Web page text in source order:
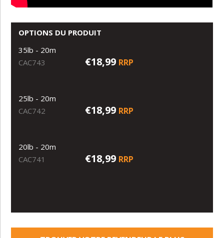
OPTIONS DU PRODUIT
35lb - 20m
CAC743
€18,99 RRP
25lb - 20m
CAC742
€18,99 RRP
20lb - 20m
CAC741
€18,99 RRP